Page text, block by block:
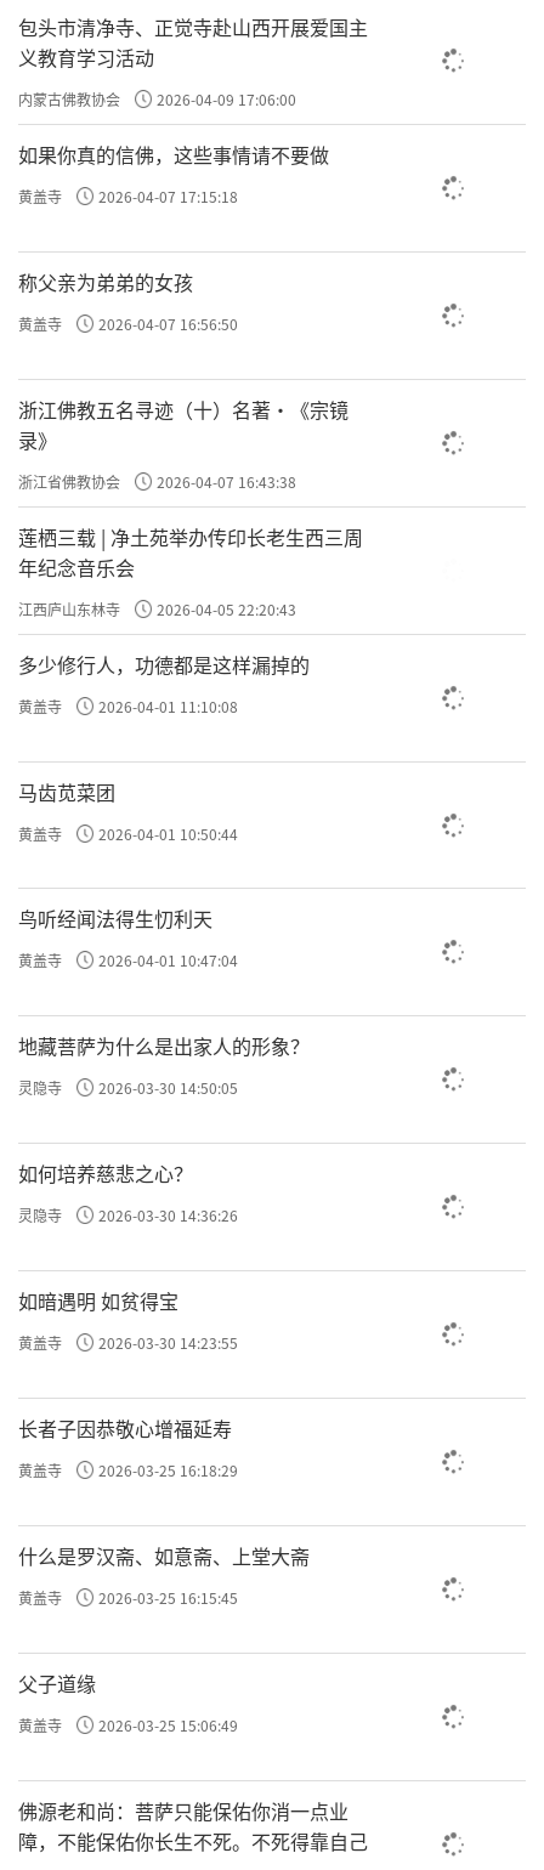
包头市清净寺、正觉寺赴山西开展爱国主
义教育学习活动
内蒙古佛教协会 2026-04-09 17:06:00
如果你真的信佛，这些事情请不要做
黄盖寺 2026-04-07 17:15:18
称父亲为弟弟的女孩
黄盖寺 2026-04-07 16:56:50
浙江佛教五名寻迹（十）名著·《宗镜
录》
浙江省佛教协会 2026-04-07 16:43:38
莲栖三载 | 净土苑举办传印长老生西三周
年纪念音乐会
江西庐山东林寺 2026-04-05 22:20:43
多少修行人，功德都是这样漏掉的
黄盖寺 2026-04-01 11:10:08
马齿苋菜团
黄盖寺 2026-04-01 10:50:44
鸟听经闻法得生忉利天
黄盖寺 2026-04-01 10:47:04
地藏菩萨为什么是出家人的形象？
灵隐寺 2026-03-30 14:50:05
如何培养慈悲之心？
灵隐寺 2026-03-30 14:36:26
如暗遇明 如贫得宝
黄盖寺 2026-03-30 14:23:55
长者子因恭敬心增福延寿
黄盖寺 2026-03-25 16:18:29
什么是罗汉斋、如意斋、上堂大斋
黄盖寺 2026-03-25 16:15:45
父子道缘
黄盖寺 2026-03-25 15:06:49
佛源老和尚：菩萨只能保佑你消一点业
障，不能保佑你长生不死。不死得靠自己